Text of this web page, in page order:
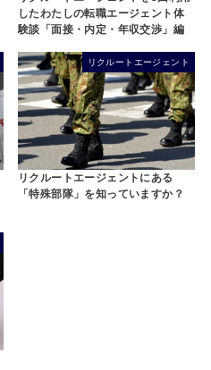
したわたしの転職エージェント体
験談「面接・内定・年収交渉」編
リクルートエージェント
リクルートエージェントにある
「特殊部隊」を知っていますか？